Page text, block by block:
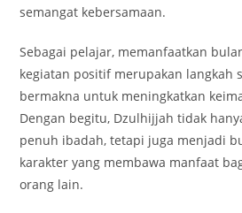
semangat kebersamaan.
Sebagai pelajar, memanfaatkan
kegiatan positif merupakan langkah
bermakna untuk meningkatkan
Dengan begitu, Dzulhijjah tidak
penuh ibadah, tetapi juga menjadi
karakter yang membawa manfaat
orang lain.